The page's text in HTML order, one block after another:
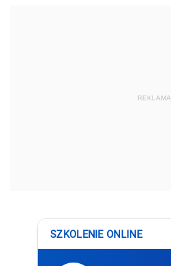
REKLAMA
SZKOLENIE ONLINE